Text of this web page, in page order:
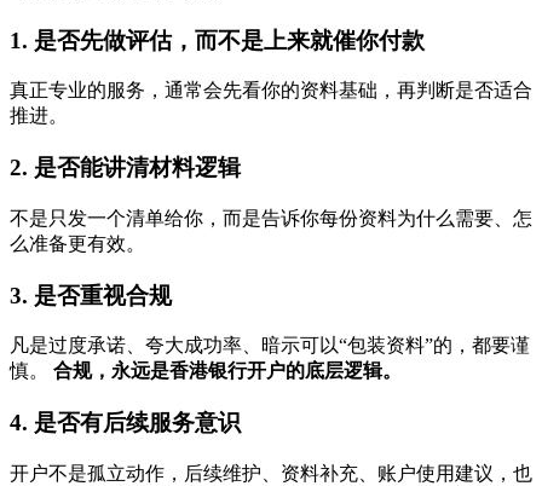
1. 是否先做评估，而不是上来就催你付款
真正专业的服务，通常会先看你的资料基础，再判断是否适合
推进。
2. 是否能讲清材料逻辑
不是只发一个清单给你，而是告诉你每份资料为什么需要、怎
么准备更有效。
3. 是否重视合规
凡是过度承诺、夸大成功率、暗示可以“包装资料”的，都要谨
慎。 合规，永远是香港银行开户的底层逻辑。
4. 是否有后续服务意识
开户不是孤立动作，后续维护、资料补充、账户使用建议，也